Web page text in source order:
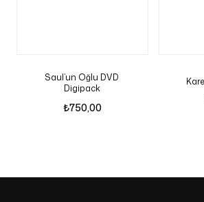
Saul’un Oğlu DVD
Digipack
₺750,00